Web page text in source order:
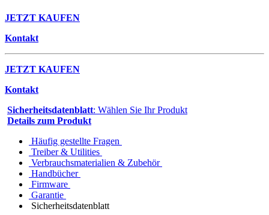
JETZT KAUFEN
Kontakt
JETZT KAUFEN
Kontakt
Sicherheitsdatenblatt: Wählen Sie Ihr Produkt
Details zum Produkt
Häufig gestellte Fragen
Treiber & Utilities
Verbrauchsmaterialien & Zubehör
Handbücher
Firmware
Garantie
Sicherheitsdatenblatt